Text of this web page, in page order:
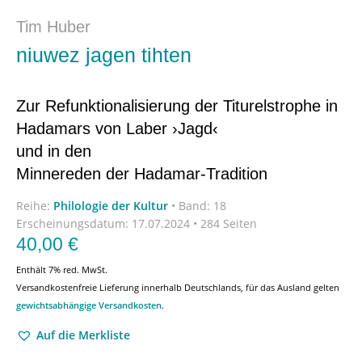
Tim Huber
niuwez jagen tihten
Zur Refunktionalisierung der Titurelstrophe in
Hadamars von Laber ›Jagd‹
und in den
Minnereden der Hadamar-Tradition
Reihe: Philologie der Kultur • Band: 18
Erscheinungsdatum: 17.07.2024 • 284 Seiten
40,00 €
Enthält 7% red. MwSt.
Versandkostenfreie Lieferung innerhalb Deutschlands, für das Ausland gelten
gewichtsabhängige Versandkosten.
Auf die Merkliste